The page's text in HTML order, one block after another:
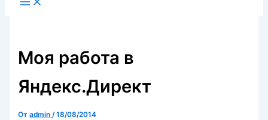
Моя работа в
Яндекс.Директ
Отadmin/18/08/2014